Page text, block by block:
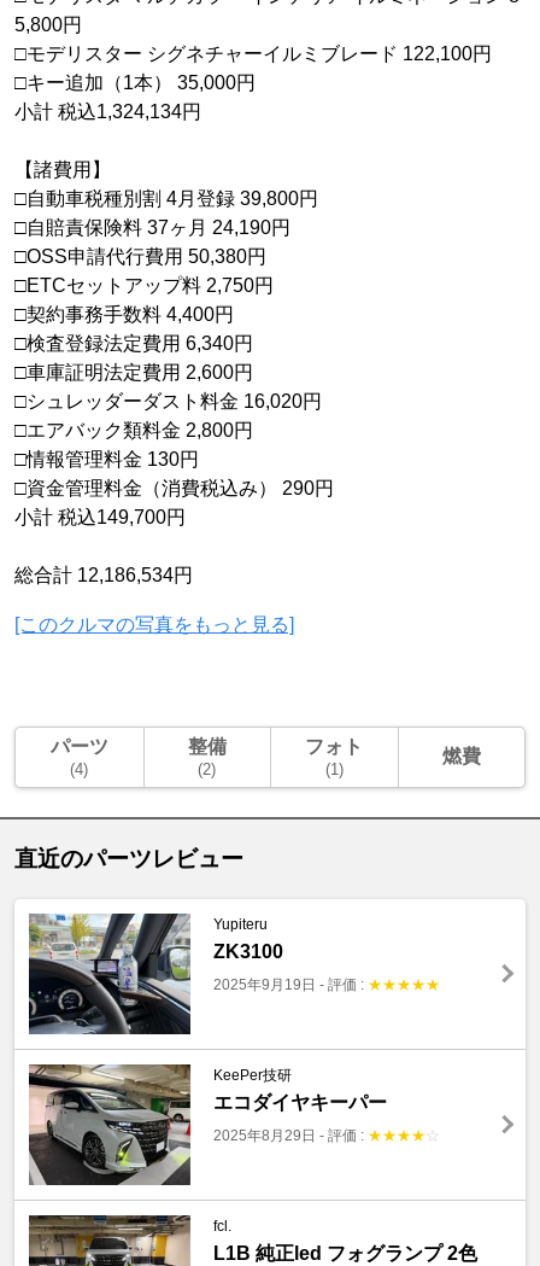
5,800円
□モデリスター シグネチャーイルミブレード 122,100円
□キー追加（1本） 35,000円
小計 税込1,324,134円
【諸費用】
□自動車税種別割 4月登録 39,800円
□自賠責保険料 37ヶ月 24,190円
□OSS申請代行費用 50,380円
□ETCセットアップ料 2,750円
□契約事務手数料 4,400円
□検査登録法定費用 6,340円
□車庫証明法定費用 2,600円
□シュレッダーダスト料金 16,020円
□エアバック類料金 2,800円
□情報管理料金 130円
□資金管理料金（消費税込み） 290円
小計 税込149,700円
総合計 12,186,534円
[このクルマの写真をもっと見る]
パーツ
(4)
整備
(2)
フォト
(1)
燃費
直近のパーツレビュー
Yupiteru
ZK3100
2025年9月19日 - 評価 : ★★★★★
KeePer技研
エコダイヤキーパー
2025年8月29日 - 評価 : ★★★★ ☆
fcl.
L1B 純正led フォグランプ 2色